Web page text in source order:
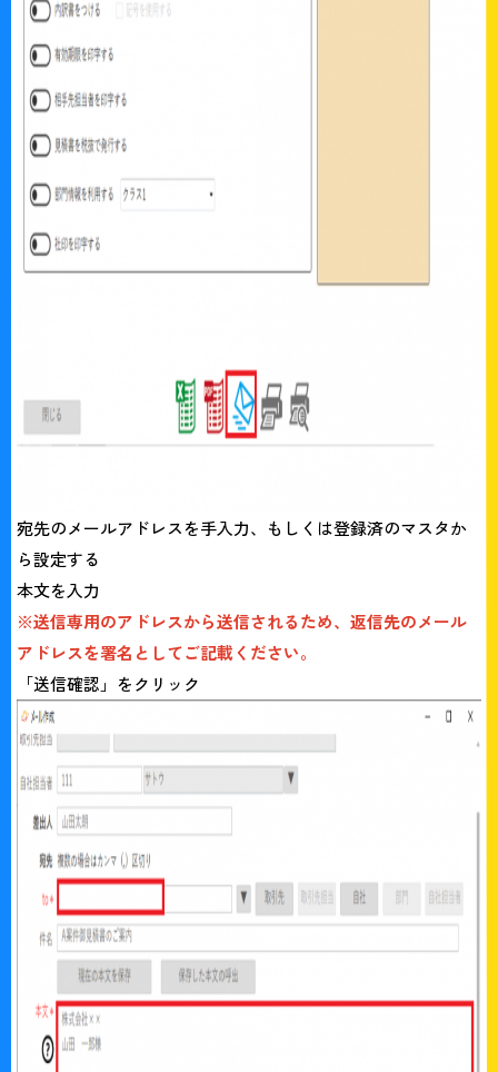
宛先のメールアドレスを手入力、もしくは登録済のマスタか
ら設定する
本文を入力
※送信専用のアドレスから送信されるため、返信先のメール
アドレスを署名としてご記載ください。
「送信確認」をクリック